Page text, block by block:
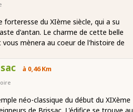
forteresse du XIème siècle, qui a su
d'antan. Le charme de cette belle
mènera au coeur de l'histoire de
à 0,46 Km
néo-classique du début du XIXème